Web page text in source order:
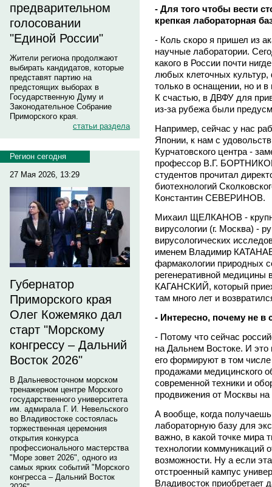
предварительном
голосовании
"Единой России"
Жители региона продолжают
выбирать кандидатов, которые
представят партию на
предстоящих выборах в
Государственную Думу и
Законодательное Собрание
Приморского края.
статьи раздела
Регион сегодня
27 Мая 2026, 13:29
Губернатор
Приморского края
Олег Кожемяко дал
старт "Морскому
конгрессу – Дальний
Восток 2026"
В Дальневосточном морском
тренажерном центре Морского
государственного университета
им. адмирала Г. И. Невельского
во Владивостоке состоялась
торжественная церемония
открытия конкурса
профессионального мастерства
"Море зовет 2026", одного из
самых ярких событий "Морского
конгресса – Дальний Восток
- Для того чтобы вести
крепкая лабораторная
- Коль скоро я пришел из
научные лаборатории.
какого в России почти
любых клеточных
только в оснащении, но и
К счастью, в ДВФУ для
из-за рубежа были
Например, сейчас у нас
Японии, к нам с
Курчатовского центра -
профессор В.Г.
студентов прочитал
биотехнологий
Константин СЕВЕРИНОВ.
Михаил ЩЕЛКАНОВ -
вирусологии (г. Москва) -
вирусологических
именем Владимир
фармакологии природных
регенеративной медицины
КАГАНСКИЙ, который
там много лет и
- Интересно, почему не в
- Потому что сейчас
на Дальнем Востоке. И это
его формируют в том
продажами медицинского
современной техники и
продвижения от Москвы
А вообще, когда
лабораторную базу для
важно, в какой точке
технологии коммуникаций
возможности. Ну а если
отстроенный кампус
Владивосток приобретает